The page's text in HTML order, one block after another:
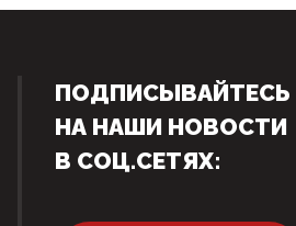
ПОДПИСЫВАЙТЕСЬ
НА НАШИ НОВОСТИ
В СОЦ.СЕТЯХ: